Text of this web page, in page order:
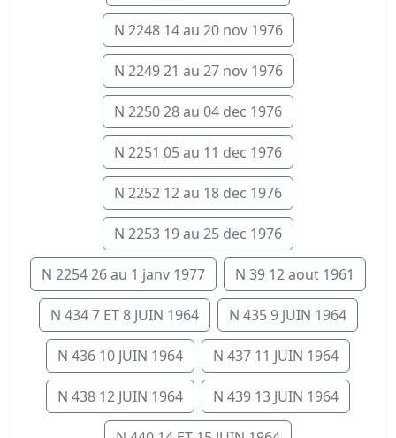
N 2248 14 au 20 nov 1976
N 2249 21 au 27 nov 1976
N 2250 28 au 04 dec 1976
N 2251 05 au 11 dec 1976
N 2252 12 au 18 dec 1976
N 2253 19 au 25 dec 1976
N 2254 26 au 1 janv 1977 N 39 12 aout 1961
N 434 7 ET 8 JUIN 1964 N 435 9 JUIN 1964
N 436 10 JUIN 1964 N 437 11 JUIN 1964
N 438 12 JUIN 1964 N 439 13 JUIN 1964